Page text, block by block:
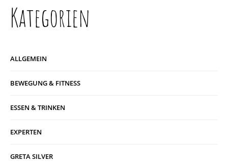
Kategorien
ALLGEMEIN
BEWEGUNG & FITNESS
ESSEN & TRINKEN
EXPERTEN
GRETA SILVER